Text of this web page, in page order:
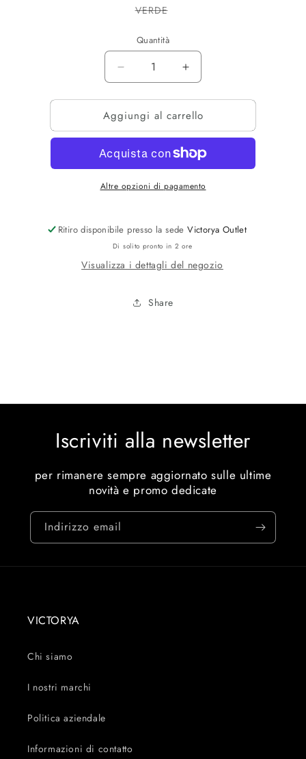
VERDEVariante
non
disponibile
Quantità
Diminuisci
quantità
per
POLO
NARROWFIT
Aumenta
quantità
per
POLO
NARROWFIT
Aggiungi al carrello
Altre opzioni di pagamento
Ritiro disponibile presso la sedeVictorya Outlet
Di solito pronto in 2 ore
Visualizza i dettagli del negozio
Share
Iscriviti alla newsletter
per rimanere sempre aggiornato sulle ultime
novità e promo dedicate
Indirizzo email
VICTORYA
Chi siamo
I nostri marchi
Politica aziendale
Informazioni di contatto